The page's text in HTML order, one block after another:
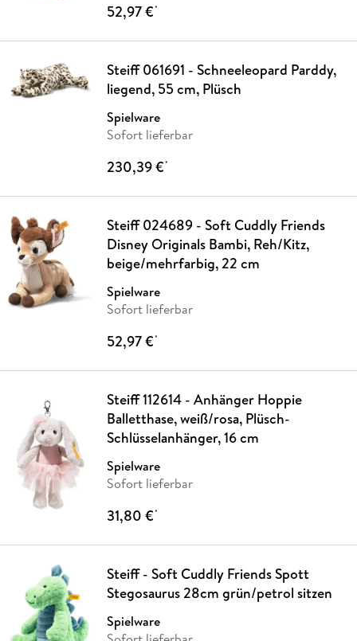
52,97 €*
Steiff 061691 - Schneeleopard Parddy,
liegend, 55 cm, Plüsch
Spielware
Sofort lieferbar
230,39 €*
Steiff 024689 - Soft Cuddly Friends
Disney Originals Bambi, Reh/Kitz,
beige/mehrfarbig, 22 cm
Spielware
Sofort lieferbar
52,97 €*
Steiff 112614 - Anhänger Hoppie
Balletthase, weiß/rosa, Plüsch-
Schlüsselanhänger, 16 cm
Spielware
Sofort lieferbar
31,80 €*
Steiff - Soft Cuddly Friends Spott
Stegosaurus 28cm grün/petrol sitzen
Spielware